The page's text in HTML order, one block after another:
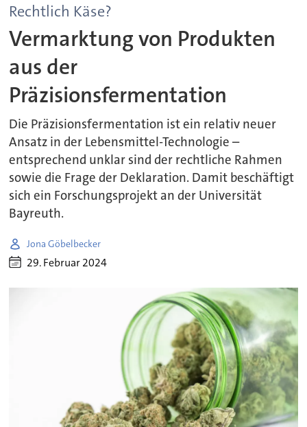
Rechtlich Käse?
Vermarktung von Produkten
aus der
Präzisionsfermentation
Die Präzisionsfermentation ist ein relativ neuer
Ansatz in der Lebensmittel-Technologie –
entsprechend unklar sind der rechtliche Rahmen
sowie die Frage der Deklaration. Damit beschäftigt
sich ein Forschungsprojekt an der Universität
Bayreuth.
Jona Göbelbecker
29. Februar 2024